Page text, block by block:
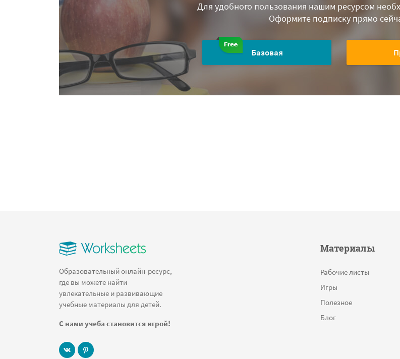
Для удобного пользования нашим ресурсом
Оформите подписку прямо
Базовая
Образовательный онлайн-ресурс,
где вы можете найти
увлекательные и развивающие
учебные материалы для детей.
С нами учеба становится игрой!
Материалы
Рабочие листы
Игры
Полезное
Блог